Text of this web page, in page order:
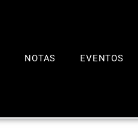
NOTAS EVENTOS